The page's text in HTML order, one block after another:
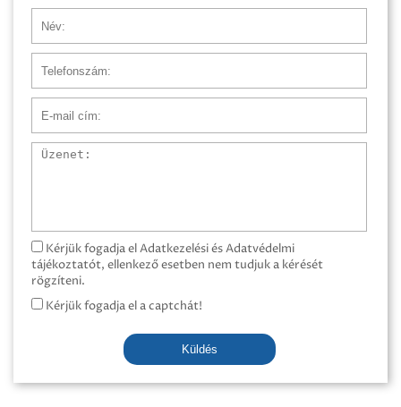
Üzenet
Kérjük fogadja el Adatkezelési és Adatvédelmi
tájékoztatót, ellenkező esetben nem tudjuk a kérését
rögzíteni.
Kérjük fogadja el a captchát!
Küldés